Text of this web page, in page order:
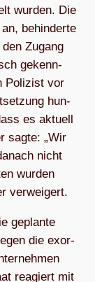
wur­den. Die
behin­derte
Zugang
gekenn­
Poli­zist vor
hun­
es aktu­ell
sagte: „Wir
nicht
wur­den
verweigert.
geplante
die exor­
reagiert mit